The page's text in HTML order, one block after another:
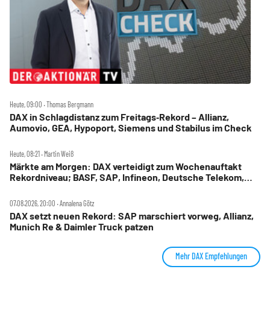
Heute, 09:00 ‧ Thomas Bergmann
DAX in Schlagdistanz zum Freitags‑Rekord – Allianz,
Aumovio, GEA, Hypoport, Siemens und Stabilus im Check
Heute, 08:21 ‧ Martin Weiß
Märkte am Morgen: DAX verteidigt zum Wochenauftakt
Rekordniveau; BASF, SAP, Infineon, Deutsche Telekom,
07.08.2026, 20:00 ‧ Annalena Götz
DAX setzt neuen Rekord: SAP marschiert vorweg, Allianz,
Munich Re & Daimler Truck patzen
Mehr DAX Empfehlungen